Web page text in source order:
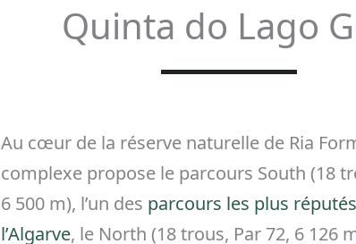
Quinta do Lago
Au cœur de la réserve naturelle de Ria
complexe propose le parcours South (18
6 500 m), l’un des parcours les plus
l’Algarve, le North (18 trous, Par 72, 6 126